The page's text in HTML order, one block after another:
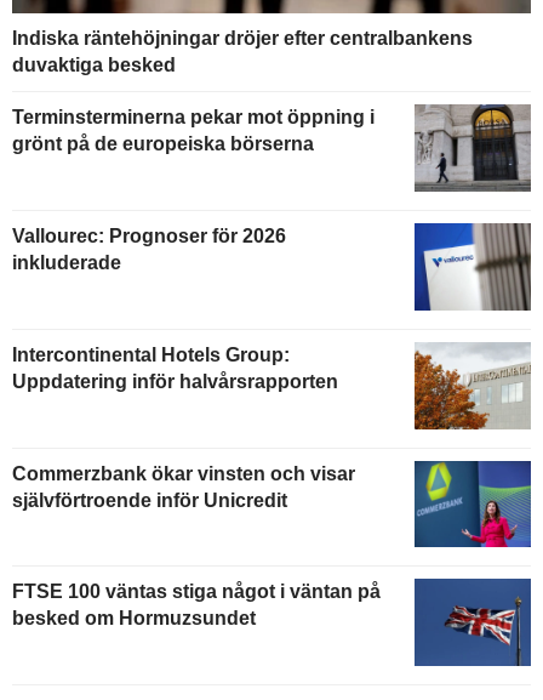
Indiska räntehöjningar dröjer efter centralbankens
duvaktiga besked
Terminsterminerna pekar mot öppning i
grönt på de europeiska börserna
Vallourec: Prognoser för 2026
inkluderade
Intercontinental Hotels Group:
Uppdatering inför halvårsrapporten
Commerzbank ökar vinsten och visar
självförtroende inför Unicredit
FTSE 100 väntas stiga något i väntan på
besked om Hormuzsundet